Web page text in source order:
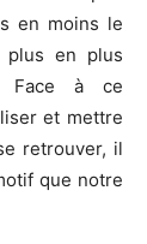
en moins le
plus en plus
Face à ce
et mettre
retrouver, il
que notre